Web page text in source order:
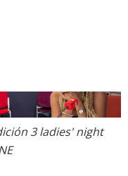
3 ladies' night